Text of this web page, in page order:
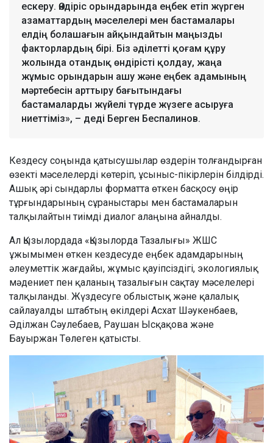
ескеру. Өндіріс орындарында еңбек етіп жүрген
азаматтардың мәселелері мен бастамалары
елдің болашағын айқындайтын маңызды
факторлардың бірі. Біз әділетті қоғам құру
жолында отандық өндірісті қолдау, жаңа
жұмыс орындарын ашу және еңбек адамының
мәртебесін арттыру бағытындағы
бастамаларды жүйелі түрде жүзеге асыруға
ниеттіміз», – деді Берген Беспалинов.
Кездесу соңында қатысушылар өздерін толғандырған
өзекті мәселелерді көтеріп, ұсыныс-пікірлерін білдірді.
Ашық әрі сындарлы форматта өткен басқосу өңір
тұрғындарының сұраныстары мен бастамаларын
талқылайтын тиімді диалог алаңына айналды.
Ал Қызылордада «Қызылорда Тазалығы» ЖШС
ұжымымен өткен кездесуде еңбек адамдарының
әлеуметтік жағдайы, жұмыс қауіпсіздігі, экологиялық
мәдениет пен қаланың тазалығын сақтау мәселелері
талқыланды. Жүздесуге облыстық және қалалық
сайлауалды штабтың өкілдері Асхат Шәукенбаев,
Әділжан Сәулебаев, Раушан Ысқақова және
Бауыржан Төлеген қатысты.